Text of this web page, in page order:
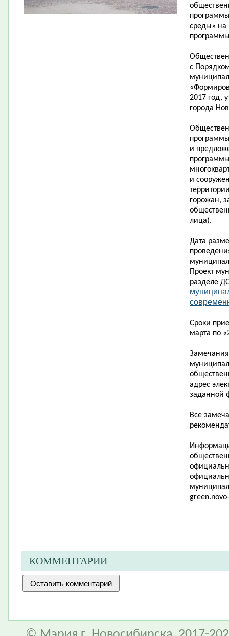
среды» на
с
2017 год,
города
и
и
горожан,
лица).
Дата
Проект
разделе
Сроки
марта по
адрес
заданной
Все
green.novo-
КОММЕНТАРИИ